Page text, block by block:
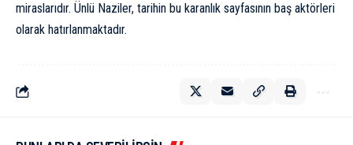
miraslarıdır. Ünlü Naziler, tarihin bu karanlık sayfasının baş aktörleri
olarak hatırlanmaktadır.